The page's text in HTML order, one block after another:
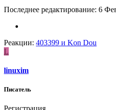
Последнее редактирование: 6
Реакции: 403399 и Kon Dou
L
linuxim
Писатель